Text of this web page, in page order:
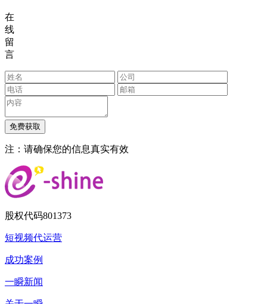
在
线
留
言
注：请确保您的信息真实有效
股权代码801373
短视频代运营
成功案例
一瞬新闻